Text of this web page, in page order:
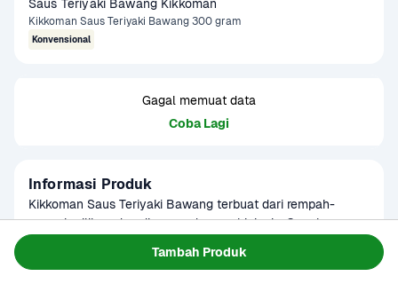
Tambah Produk
Saus Teriyaki Bawang Kikkoman
Kikkoman Saus Teriyaki Bawang 300 gram
Konvensional
Gagal memuat data
Coba Lagi
Informasi Produk
Kikkoman Saus Teriyaki Bawang terbuat dari rempah-
rempah pilihan dan diproses dengan higienis. Cocok
atau ayam. Produk sudah terverifikasi halal.
Hotpot & BBQ